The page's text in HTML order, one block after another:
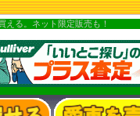
える。ネット限定販売も！